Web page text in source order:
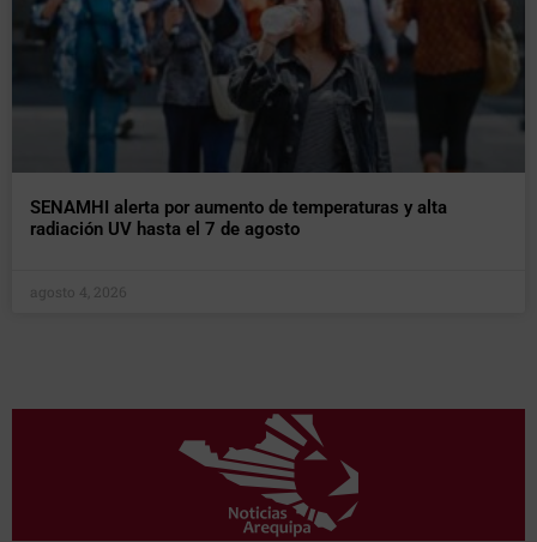
SENAMHI alerta por aumento de temperaturas y alta
radiación UV hasta el 7 de agosto
agosto 4, 2026